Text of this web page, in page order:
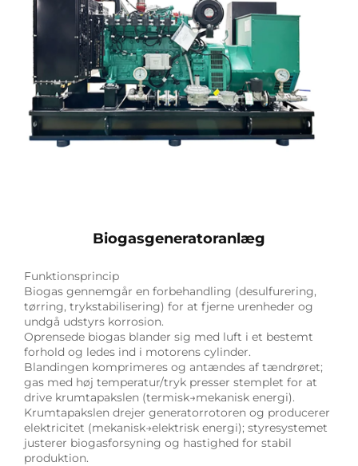
Biogasgeneratoranlæg
Funktionsprincip
Biogas gennemgår en forbehandling (desulfurering,
tørring, trykstabilisering) for at fjerne urenheder og
undgå udstyrs korrosion.
Oprensede biogas blander sig med luft i et bestemt
forhold og ledes ind i motorens cylinder.
Blandingen komprimeres og antændes af tændrøret;
gas med høj temperatur/tryk presser stemplet for at
drive krumtapakslen (termisk→mekanisk energi).
Krumtapakslen drejer generatorrotoren og producerer
elektricitet (mekanisk→elektrisk energi); styresystemet
justerer biogasforsyning og hastighed for stabil
produktion.